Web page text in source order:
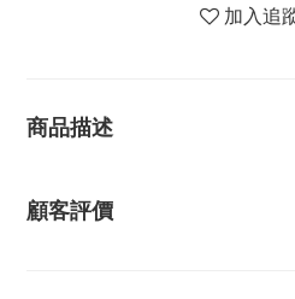
加入追
商品描述
顧客評價